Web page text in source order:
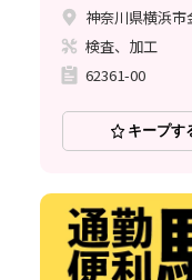
神奈川県横浜市
検査、加工
62361-00
キープす